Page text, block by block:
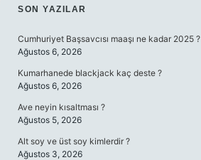
SIDEBAR
SON YAZILAR
Cumhuriyet Başsavcısı maaşı ne kadar 2025 ?
Ağustos 6, 2026
Kumarhanede blackjack kaç deste ?
Ağustos 6, 2026
Ave neyin kısaltması ?
Ağustos 5, 2026
Alt soy ve üst soy kimlerdir ?
Ağustos 3, 2026